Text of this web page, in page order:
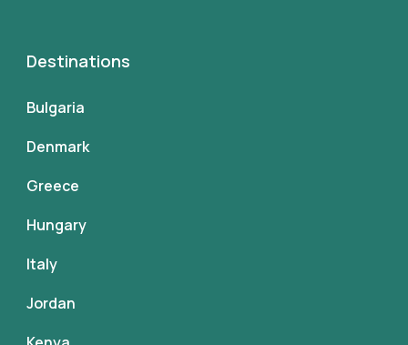
Destinations
Bulgaria
Denmark
Greece
Hungary
Italy
Jordan